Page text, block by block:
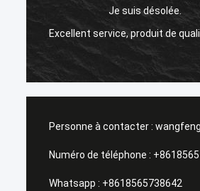
Je suis désolée.
Excellent service, produit de
Personne à contacter : wangfeng
Numéro de téléphone :
Whatsapp : +8618565738642